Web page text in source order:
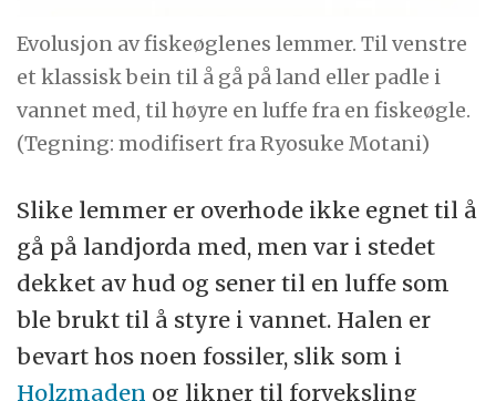
Evolusjon av fiskeøglenes lemmer. Til venstre
et klassisk bein til å gå på land eller padle i
vannet med, til høyre en luffe fra en fiskeøgle.
(Tegning: modifisert fra Ryosuke Motani)
Slike lemmer er overhode ikke egnet til å
gå på landjorda med, men var i stedet
dekket av hud og sener til en luffe som
ble brukt til å styre i vannet. Halen er
bevart hos noen fossiler, slik som i
Holzmaden og likner til forveksling